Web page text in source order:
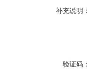
补充说明
验证码